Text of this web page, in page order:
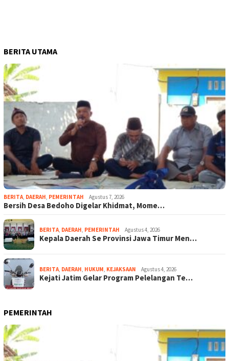
BERITA UTAMA
BERITA, DAERAH, PEMERINTAH Agustus 7, 2026
Bersih Desa Bedoho Digelar Khidmat, Mome…
BERITA, DAERAH, PEMERINTAH Agustus 4, 2026
Kepala Daerah Se Provinsi Jawa Timur Men…
BERITA, DAERAH, HUKUM, KEJAKSAAN Agustus 4, 2026
Kejati Jatim Gelar Program Pelelangan Te…
PEMERINTAH